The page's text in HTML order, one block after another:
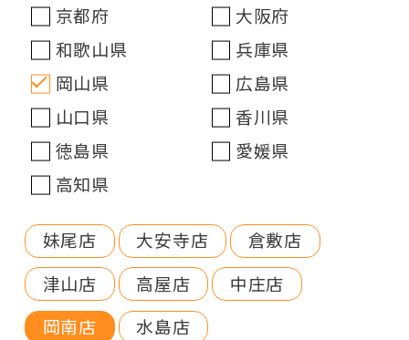
京都府
大阪府
和歌山県
兵庫県
岡山県
広島県
山口県
香川県
徳島県
愛媛県
高知県
妹尾店 大安寺店
倉敷店
津山店
高屋店
中庄店
岡南店
水島店